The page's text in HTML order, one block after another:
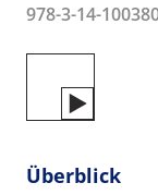
978-3-14-
Überblick